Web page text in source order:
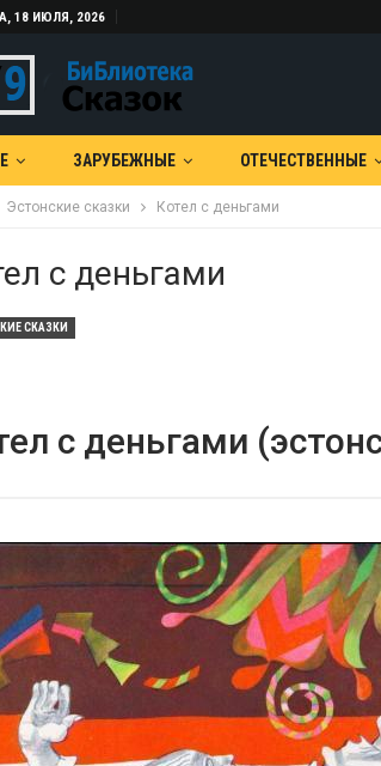
18 ИЮЛЯ, 2026
ЗАРУБЕЖНЫЕ ОТЕЧЕСТВЕННЫЕ
Эстонские сказки Котел с деньгами
с деньгами
СКАЗКИ
с деньгами